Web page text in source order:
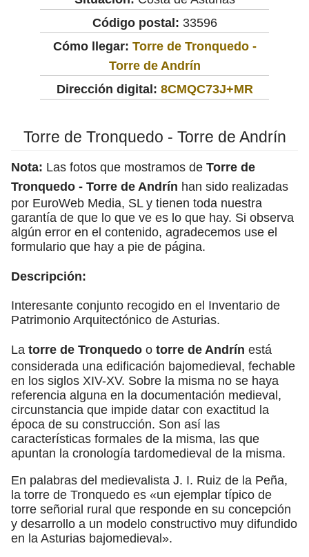
Código postal: 33596
Cómo llegar: Torre de Tronquedo -
Torre de Andrín
Dirección digital: 8CMQC73J+MR
Torre de Tronquedo - Torre de Andrín
Nota: Las fotos que mostramos de Torre de
Tronquedo - Torre de Andrín han sido realizadas
por EuroWeb Media, SL y tienen toda nuestra
garantía de que lo que ve es lo que hay. Si observa
algún error en el contenido, agradecemos use el
formulario que hay a pie de página.
Descripción:
Interesante conjunto recogido en el Inventario de
Patrimonio Arquitectónico de Asturias.
La torre de Tronquedo o torre de Andrín está
considerada una edificación bajomedieval, fechable
en los siglos XIV-XV. Sobre la misma no se haya
referencia alguna en la documentación medieval,
circunstancia que impide datar con exactitud la
época de su construcción. Son así las
características formales de la misma, las que
apuntan la cronología tardomedieval de la misma.
En palabras del medievalista J. I. Ruiz de la Peña,
la torre de Tronquedo es «un ejemplar típico de
torre señorial rural que responde en su concepción
y desarrollo a un modelo constructivo muy difundido
en la Asturias bajomedieval».